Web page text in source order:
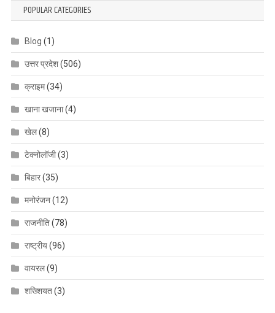
POPULAR CATEGORIES
Blog (1)
उत्तर प्रदेश(506)
क्राइम(34)
खाना खजाना(4)
खेल(8)
टेक्नोलॉजी(3)
बिहार(35)
मनोरंजन(12)
राजनीति(78)
राष्ट्रीय(96)
वायरल(9)
शख्शियत(3)